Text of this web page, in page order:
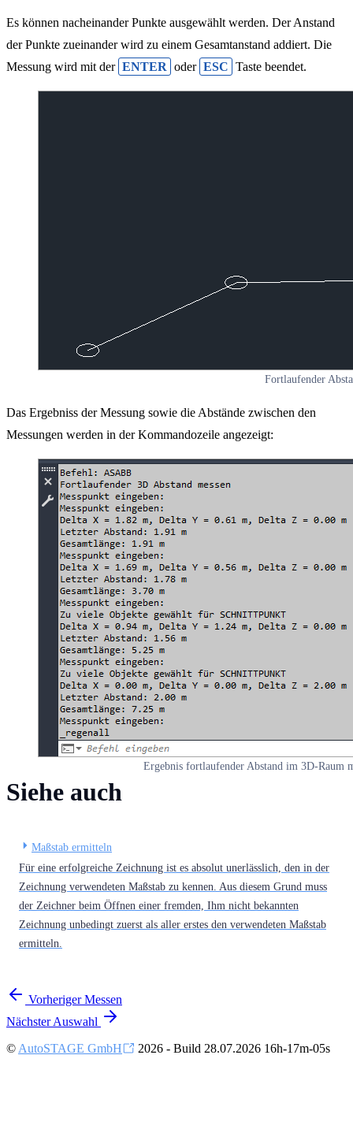
Es können nacheinander Punkte ausgewählt werden. Der Anstand
der Punkte zueinander wird zu einem Gesamtanstand addiert. Die
Messung wird mit der ENTER oder ESC Taste beendet.
Fortlaufender
Das Ergebniss der Messung sowie die Abstände zwischen den
Messungen werden in der Kommandozeile angezeigt:
Ergebnis fortlaufender Abstand im 3D-Raum
Siehe auch
Maßstab ermitteln
Für eine erfolgreiche Zeichnung ist es absolut unerlässlich, den in der
Zeichnung verwendeten Maßstab zu kennen. Aus diesem Grund muss
der Zeichner beim Öffnen einer fremden, Ihm nicht bekannten
Zeichnung unbedingt zuerst als aller erstes den verwendeten Maßstab
ermitteln.
Vorheriger Messen
Nächster Auswahl
© AutoSTAGE GmbH 2026 - Build 28.07.2026 16h-17m-05s